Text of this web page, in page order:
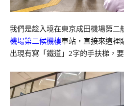
我們是趁入境在東京成田機場第二
機場第二候機樓車站，直接來這裡
出現有寫「鐵道」2字的手扶梯，